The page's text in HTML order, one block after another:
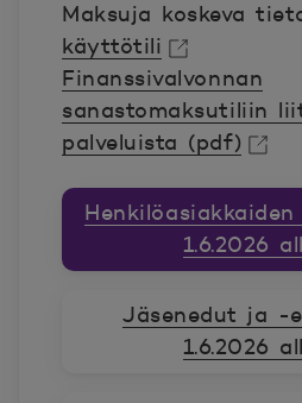
Maksuja koskeva
käyttötili
Avautuu uuteen
Finanssivalvonnan
sanastomaksutiliin
palveluista (pdf)
1.6.2026
Jäsenedut ja -
1.6.2026